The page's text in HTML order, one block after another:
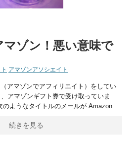
ゾン！悪い意味で
アマゾンアソシエイト
アマゾンでアフィリエイト）をしてい
アマゾンギフト券で受け取っていま
のようなタイトルのメールが Amazon
続きを見る